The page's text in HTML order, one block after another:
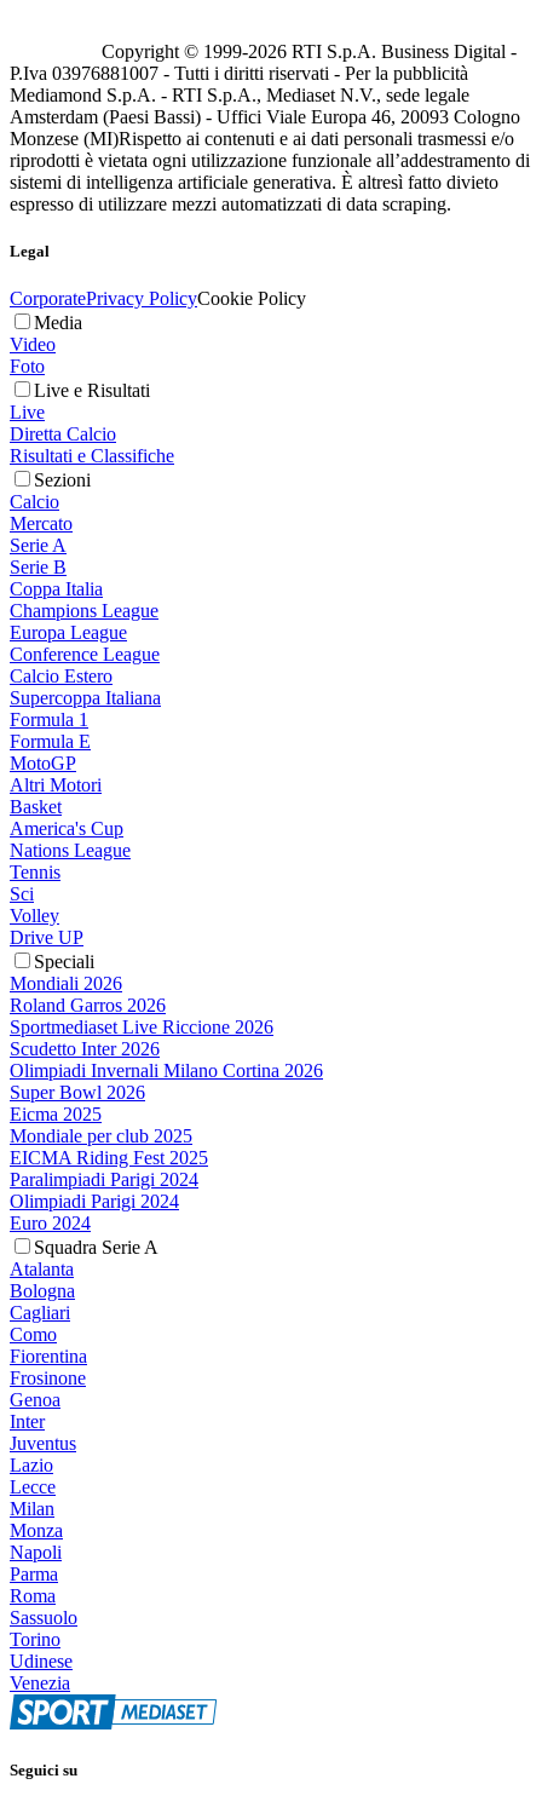
Copyright © 1999-2026 RTI S.p.A. Business Digital -
P.Iva 03976881007 - Tutti i diritti riservati - Per la pubblicità
Mediamond S.p.A. - RTI S.p.A., Mediaset N.V., sede legale
Amsterdam (Paesi Bassi) - Uffici Viale Europa 46, 20093 Cologno
Monzese (MI)Rispetto ai contenuti e ai dati personali trasmessi e/o
riprodotti è vietata ogni utilizzazione funzionale all’addestramento di
sistemi di intelligenza artificiale generativa. È altresì fatto divieto
espresso di utilizzare mezzi automatizzati di data scraping.
Legal
CorporatePrivacy PolicyCookie Policy
Media
Video
Foto
Live e Risultati
Live
Diretta Calcio
Risultati e Classifiche
Sezioni
Calcio
Mercato
Serie A
Serie B
Coppa Italia
Champions League
Europa League
Conference League
Calcio Estero
Supercoppa Italiana
Formula 1
Formula E
MotoGP
Altri Motori
Basket
America's Cup
Nations League
Tennis
Sci
Volley
Drive UP
Speciali
Mondiali 2026
Roland Garros 2026
Sportmediaset Live Riccione 2026
Scudetto Inter 2026
Olimpiadi Invernali Milano Cortina 2026
Super Bowl 2026
Eicma 2025
Mondiale per club 2025
EICMA Riding Fest 2025
Paralimpiadi Parigi 2024
Olimpiadi Parigi 2024
Euro 2024
Squadra Serie A
Atalanta
Bologna
Cagliari
Como
Fiorentina
Frosinone
Genoa
Inter
Juventus
Lazio
Lecce
Milan
Monza
Napoli
Parma
Roma
Sassuolo
Torino
Udinese
Venezia
Seguici su